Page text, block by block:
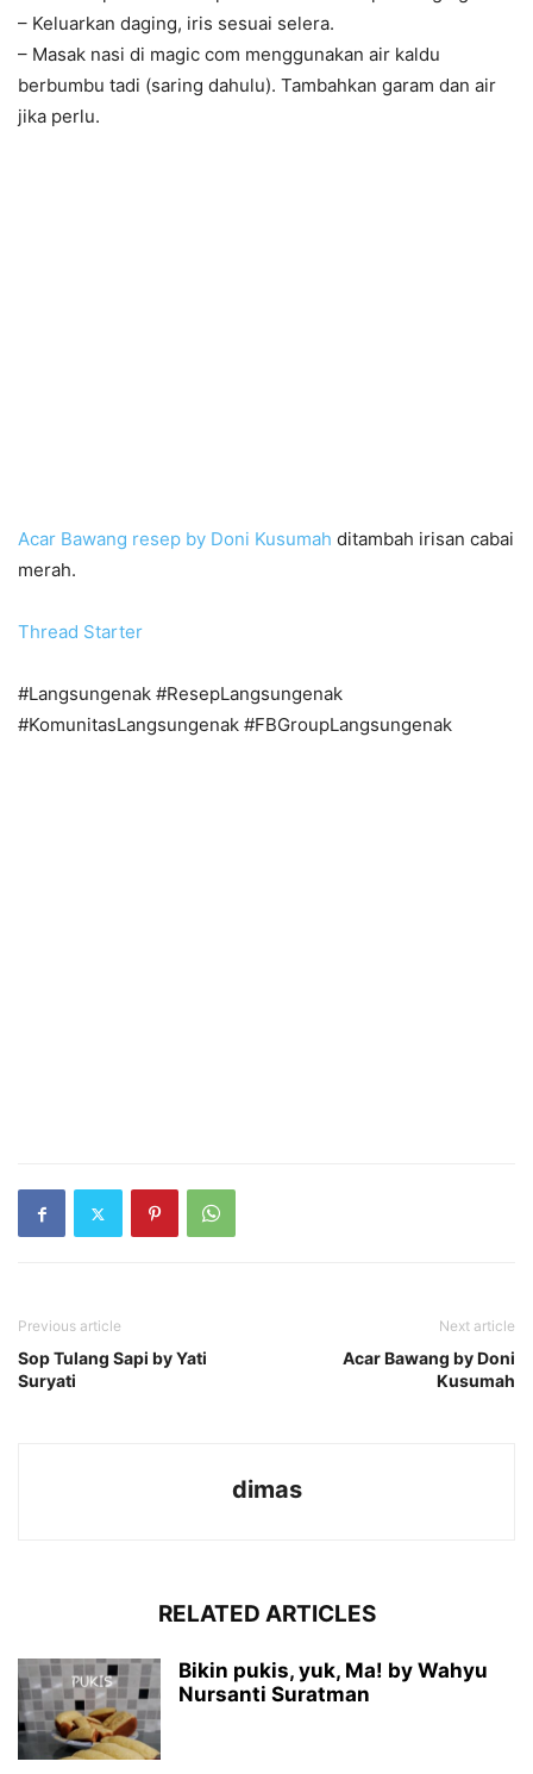
– Keluarkan daging, iris sesuai selera.
– Masak nasi di magic com menggunakan air kaldu
berbumbu tadi (saring dahulu). Tambahkan garam dan air
jika perlu.
Acar Bawang resep by Doni Kusumah ditambah irisan cabai
merah.
Thread Starter
#Langsungenak #ResepLangsungenak
#KomunitasLangsungenak #FBGroupLangsungenak
Previous article
Sop Tulang Sapi by Yati
Suryati
Next article
Acar Bawang by Doni
Kusumah
dimas
RELATED ARTICLES
Bikin pukis, yuk, Ma! by Wahyu
Nursanti Suratman